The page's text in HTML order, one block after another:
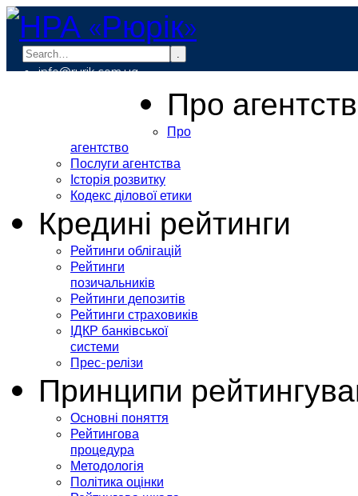
.
info@rurik.com.ua
Про
Про
агентство
Послуги агентства
Історія розвитку
Кодекс ділової етики
Кредині рейтинги
Рейтинги облігацій
Рейтинги
позичальників
Рейтинги депозитів
Рейтинги страховиків
ІДКР банківської
системи
Прес-релізи
Принципи
Основні поняття
Рейтингова
процедура
Методологія
Політика оцінки